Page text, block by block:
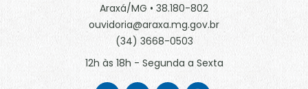
Araxá/MG • 38.180-802
ouvidoria@araxa.mg.gov.br
(34) 3668-0503
12h às 18h - Segunda a Sexta